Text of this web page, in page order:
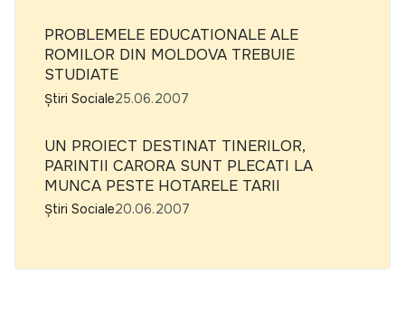
PROBLEMELE EDUCATIONALE ALE
ROMILOR DIN MOLDOVA TREBUIE
STUDIATE
Știri Sociale25.06.2007
UN PROIECT DESTINAT TINERILOR,
PARINTII CARORA SUNT PLECATI LA
MUNCA PESTE HOTARELE TARII
Știri Sociale20.06.2007